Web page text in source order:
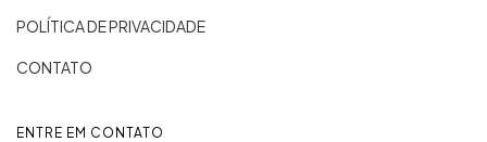
POLÍTICA DE PRIVACIDADE
CONTATO
ENTRE EM CONTATO